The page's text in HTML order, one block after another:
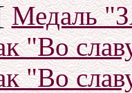
Медаль
"Во
"Во